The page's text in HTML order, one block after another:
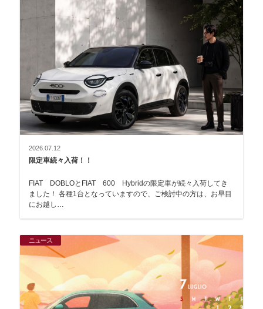
2026.07.12
限定車続々入荷！！
FIAT DOBLOとFIAT 600 Hybridの限定車が続々入荷してき
ました！ 各種1台となっていますので、ご検討中の方は、お早目
にお越し…
ニュース